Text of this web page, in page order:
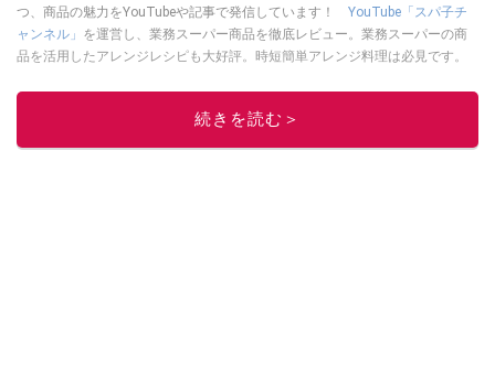
つ、商品の魅力をYouTubeや記事で発信しています！ YouTube「スパ子チ
ャンネル」 を運営し、業務スーパー商品を徹底レビュー。業務スーパーの商
品を活用したアレンジレシピも大好評。時短簡単アレンジ料理は必見です。
このイチオシストの他の記事を読む
続きを読む＞